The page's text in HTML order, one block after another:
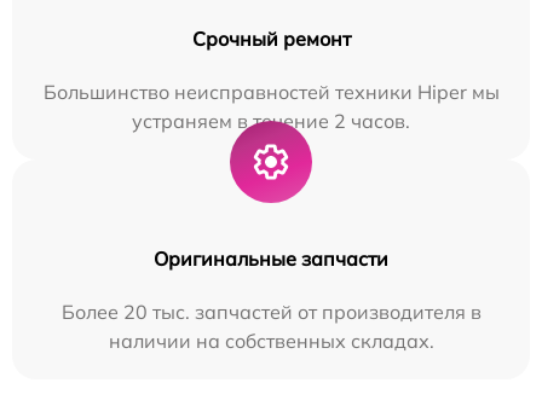
Срочный ремонт
Большинство неисправностей техники Hiper мы
устраняем в течение 2 часов.
Оригинальные запчасти
Более 20 тыс. запчастей от производителя в
наличии на собственных складах.